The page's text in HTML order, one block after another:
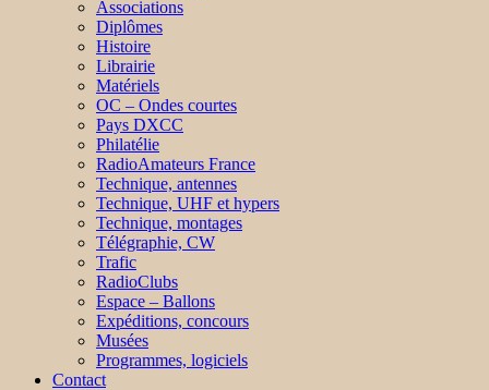
Associations
Diplômes
Histoire
Librairie
Matériels
OC – Ondes courtes
Pays DXCC
Philatélie
RadioAmateurs France
Technique, antennes
Technique, UHF et hypers
Technique, montages
Télégraphie, CW
Trafic
RadioClubs
Espace – Ballons
Expéditions, concours
Musées
Programmes, logiciels
Contact